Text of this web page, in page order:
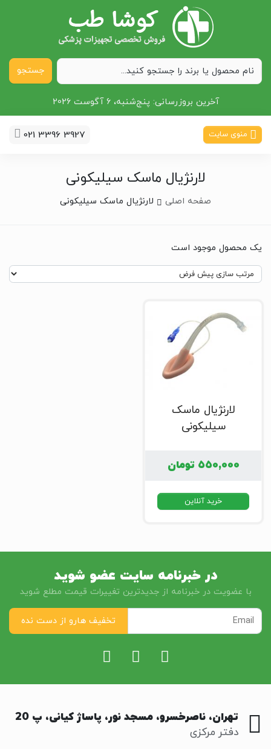
جستجو
آخرین بروزرسانی: پنج‌شنبه، 6 آگوست 2026
منوی سایت 021 3396 3927
لارنژیال ماسک سیلیکونی
صفحه اصلی لارنژیال ماسک سیلیکونی
یک محصول موجود است
لارنژیال ماسک
سیلیکونی
۵۵۰,۰۰۰ تومان
خرید آنلاین
در خبرنامه سایت عضو شوید
با عضویت در خبرنامه از جدیدترین تغییرات قیمت مطلع شوید
تهران، ناصرخسرو، مسجد نور، پاساژ کیانی، پ 20
دفتر مرکزی